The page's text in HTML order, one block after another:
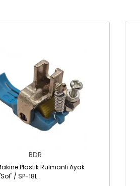
BDR
Plastik Rulmanlı Ayak
/ SP-18L